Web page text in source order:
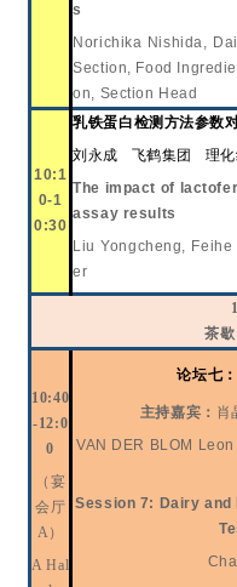
s
Norichika Nishida,
Section, Food
on, Section Head
10:1
0-1
0:30
乳铁蛋白检测方法参数
刘永成 飞鹤集团 理
The impact of
assay results
Liu Yongcheng, Feihe
er
茶
10:40
-12:0
0
（宴
会厅
A）
A Hal
论坛七
主持嘉宾： 肖
VAN DER BLOM Leon
Session 7: Dairy